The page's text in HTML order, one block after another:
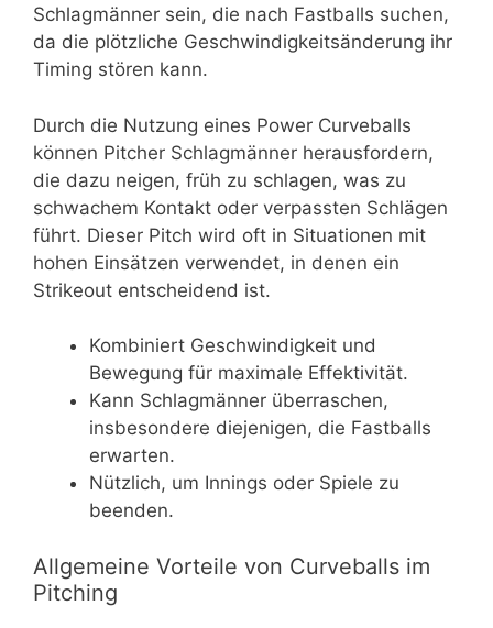
Schlagmänner sein, die nach Fastballs suchen,
da die plötzliche Geschwindigkeitsänderung ihr
Timing stören kann.
Durch die Nutzung eines Power Curveballs
können Pitcher Schlagmänner herausfordern,
die dazu neigen, früh zu schlagen, was zu
schwachem Kontakt oder verpassten Schlägen
führt. Dieser Pitch wird oft in Situationen mit
hohen Einsätzen verwendet, in denen ein
Strikeout entscheidend ist.
Kombiniert Geschwindigkeit und
Bewegung für maximale Effektivität.
Kann Schlagmänner überraschen,
insbesondere diejenigen, die Fastballs
erwarten.
Nützlich, um Innings oder Spiele zu
beenden.
Allgemeine Vorteile von Curveballs im
Pitching